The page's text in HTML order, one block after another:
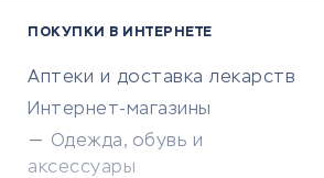
ПОКУПКИ В ИНТЕРНЕТЕ
Аптеки и доставка лекарств
Интернет-магазины
Одежда, обувь и
аксессуары